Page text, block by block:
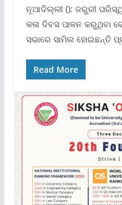
ନୂଆଦିଲ୍ଲୀ (): ଜରୁରୀ
କଳା ଦିବସ ପାଳନ କରୁଥିବା
ସଭାରେ ସାମିଲ ହୋଇଛନ୍ତି
Read More